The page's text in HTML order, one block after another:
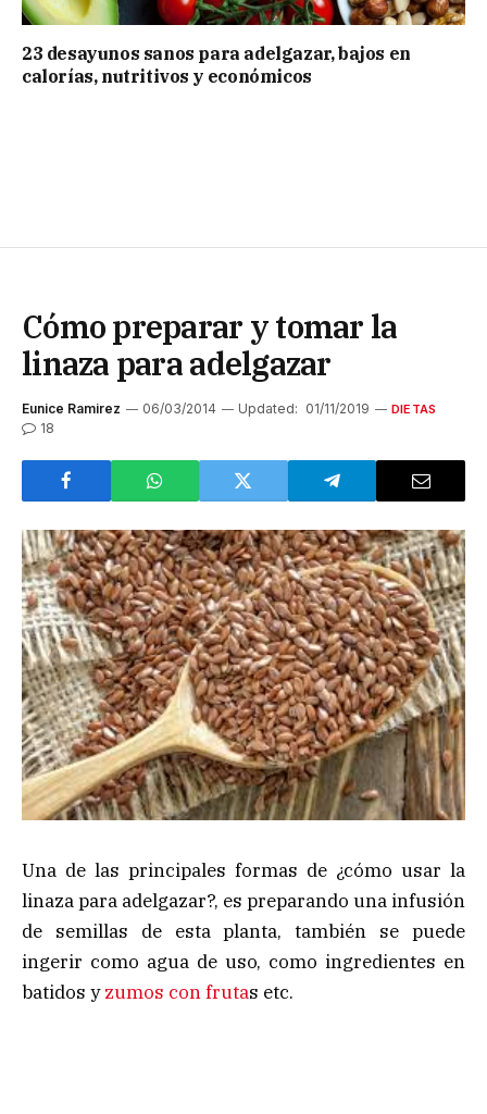
23 desayunos sanos para adelgazar, bajos en
calorías, nutritivos y económicos
Cómo preparar y tomar la
linaza para adelgazar
Eunice Ramirez 06/03/2014 Updated: 01/11/2019 DIETAS
18
Una de las principales formas de ¿cómo usar la
linaza para adelgazar?, es preparando una infusión
de semillas de esta planta, también se puede
ingerir como agua de uso, como ingredientes en
batidos yzumos con frutas etc.